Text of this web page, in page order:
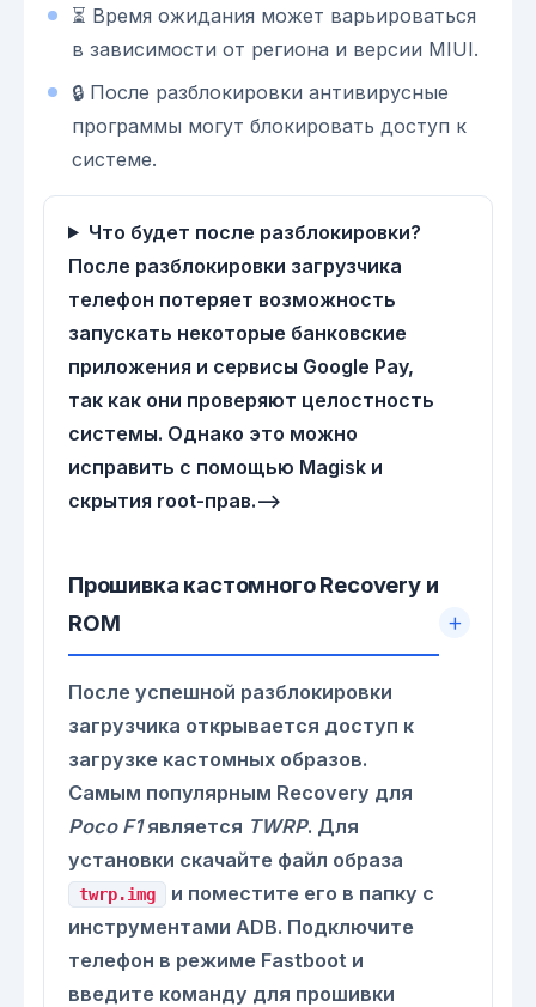
⏳ Время ожидания может варьироваться
в зависимости от региона и версии MIUI.
🔒 После разблокировки антивирусные
программы могут блокировать доступ к
системе.
Что будет после разблокировки?
После разблокировки загрузчика
телефон потеряет возможность
запускать некоторые банковские
приложения и сервисы Google Pay,
так как они проверяют целостность
системы. Однако это можно
исправить с помощью Magisk и
скрытия root-прав.-->
Прошивка кастомного Recovery и
ROM
После успешной разблокировки
загрузчика открывается доступ к
загрузке кастомных образов.
Самым популярным Recovery для
Poco F1является TWRP. Для
установки скачайте файл образа
twrp.img
и поместите его в папку с
инструментами ADB. Подключите
телефон в режиме Fastboot и
введите команду для прошивки